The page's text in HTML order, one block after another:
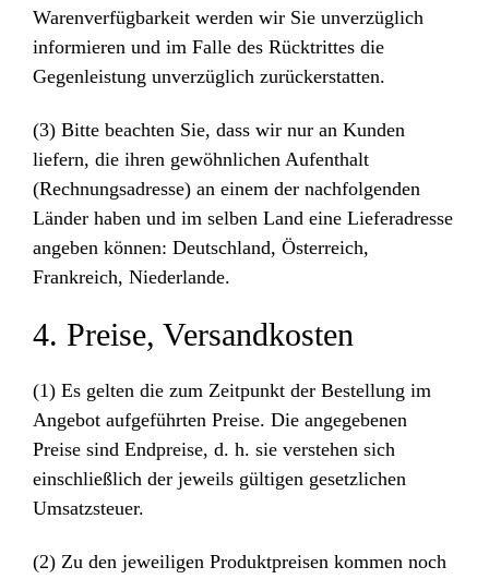
Warenverfügbarkeit werden wir Sie unverzüglich
informieren und im Falle des Rücktrittes die
Gegenleistung unverzüglich zurückerstatten.
(3) Bitte beachten Sie, dass wir nur an Kunden
liefern, die ihren gewöhnlichen Aufenthalt
(Rechnungsadresse) an einem der nachfolgenden
Länder haben und im selben Land eine Lieferadresse
angeben können: Deutschland, Österreich,
Frankreich, Niederlande.
4. Preise, Versandkosten
(1) Es gelten die zum Zeitpunkt der Bestellung im
Angebot aufgeführten Preise. Die angegebenen
Preise sind Endpreise, d. h. sie verstehen sich
einschließlich der jeweils gültigen gesetzlichen
Umsatzsteuer.
(2) Zu den jeweiligen Produktpreisen kommen noch